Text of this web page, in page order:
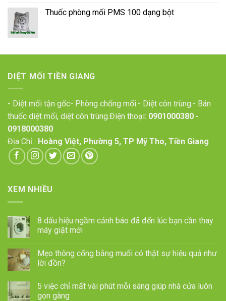
Thuốc phòng mối PMS 100 dạng bột
DIỆT MỐI TIỀN GIANG
- Diệt mối tận gốc- Phòng chống mối.- Diệt côn trùng.- Bán
thuốc diệt mối, diệt côn trùng.Điện thoại: 0901000380 -
0918000380
Địa Chỉ : Hoàng Việt, Phường 5, TP Mỹ Tho, Tiền Giang
XEM NHIỀU
8 dấu hiệu ngầm cảnh báo đã đến lúc bạn cần thay
máy giặt mới
Mẹo thông cống bằng muối có thật sự hiệu quả như
lời đồn?
5 việc chỉ mất vài phút mỗi sáng giúp nhà cửa luôn
gọn gàng